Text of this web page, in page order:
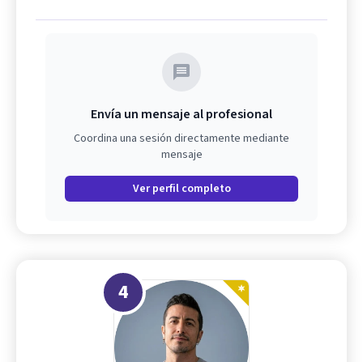
Envía un mensaje al profesional
Coordina una sesión directamente mediante
mensaje
Ver perfil completo
4